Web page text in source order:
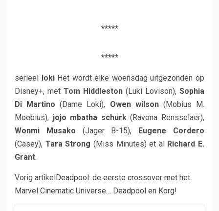
*****
*****
serieel lokiHet wordt elke woensdag uitgezonden op
Disney+, met Tom Hiddleston (Luki Lovison), Sophia
Di Martino (Dame Loki), Owen wilson(Mobius M.
Moebius), jojo mbatha schurk(Ravona Rensselaer),
Wonmi Musako (Jager B-15), Eugene Cordero
(Casey), Tara Strong (Miss Minutes) et al Richard E.
Grant.
Vorig artikelDeadpool: de eerste crossover met het
Marvel Cinematic Universe… Deadpool en Korg!